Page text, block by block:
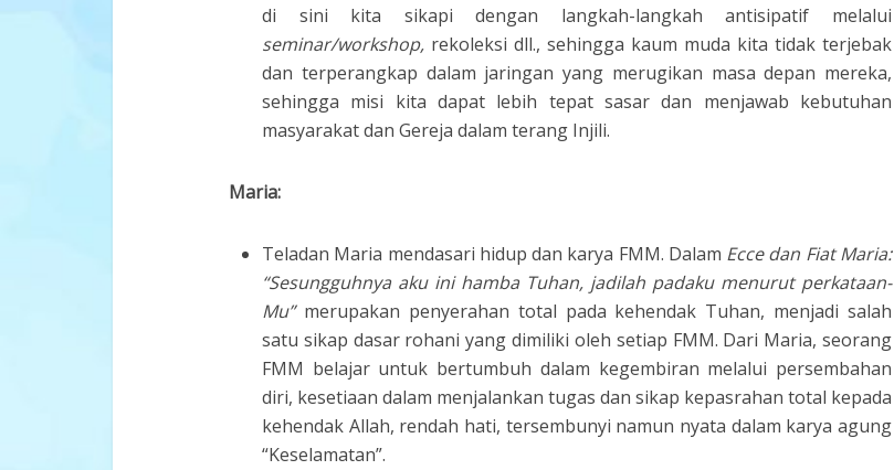
di sini kita sikapi dengan langkah-langkah antisipatif melalui
seminar/workshop, rekoleksi dll., sehingga kaum muda kita tidak terjebak
dan terperangkap dalam jaringan yang merugikan masa depan mereka,
sehingga misi kita dapat lebih tepat sasar dan menjawab kebutuhan
masyarakat dan Gereja dalam terang Injili.
Maria:
Teladan Maria mendasari hidup dan karya FMM. Dalam Ecce dan Fiat Maria:
“Sesungguhnya aku ini hamba Tuhan, jadilah padaku menurut perkataan-
Mu”merupakan penyerahan total pada kehendak Tuhan, menjadi salah
satu sikap dasar rohani yang dimiliki oleh setiap FMM. Dari Maria, seorang
FMM belajar untuk bertumbuh dalam kegembiran melalui persembahan
diri, kesetiaan dalam menjalankan tugas dan sikap kepasrahan total kepada
kehendak Allah, rendah hati, tersembunyi namun nyata dalam karya agung
“Keselamatan”.